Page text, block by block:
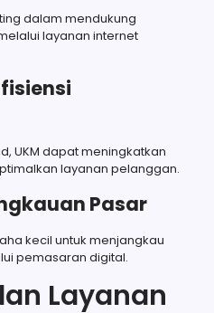
dalam mendukung
layanan internet
UKM dapat meningkatkan
layanan pelanggan.
Pasar
kecil untuk menjangkau
pemasaran digital.
Layanan